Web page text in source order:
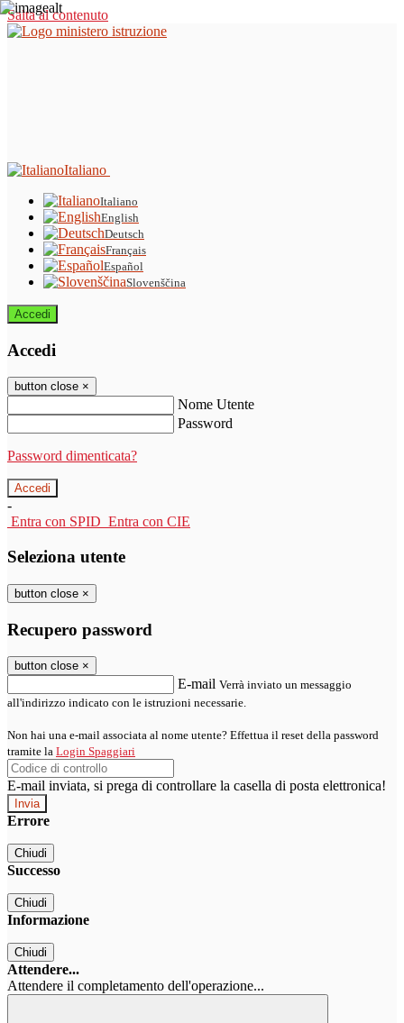
Salta al contenuto
Italiano
Italiano
English
Deutsch
Français
Español
Slovenščina
Accedi
Accedi
button close ×
Nome Utente
Password
Password dimenticata?
-
Entra con SPID Entra con CIE
Seleziona utente
button close ×
Recupero password
button close ×
E-mail Verrà inviato un messaggio
all'indirizzo indicato con le istruzioni necessarie.
Non hai una e-mail associata al nome utente? Effettua il reset della password
tramite la Login Spaggiari
E-mail inviata, si prega di controllare la casella di posta elettronica!
Errore
Chiudi
Successo
Chiudi
Informazione
Chiudi
Attendere...
Attendere il completamento dell'operazione...